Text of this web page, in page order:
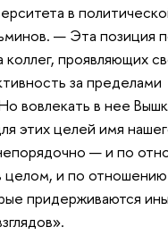
в
— Эта позиция
коллег, проявляющих
за пределами
вовлекать в нее
этих целей имя
— и по
целом, и по
придерживаются